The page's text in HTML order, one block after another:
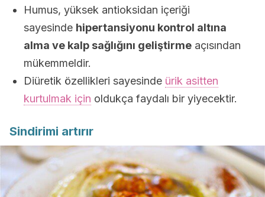
Humus, yüksek antioksidan içeriği
sayesinde hipertansiyonu kontrol altına
alma ve kalp sağlığını geliştirme açısından
mükemmeldir.
Diüretik özellikleri sayesinde ürik asitten
kurtulmak için oldukça faydalı bir yiyecektir.
Sindirimi artırır